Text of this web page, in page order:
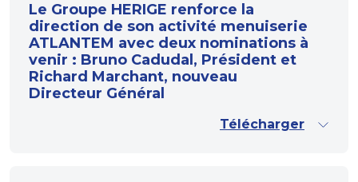
Le Groupe HERIGE renforce la
direction de son activité menuiserie
ATLANTEM avec deux nominations à
venir : Bruno Cadudal, Président et
Richard Marchant, nouveau
Directeur Général
Télécharger